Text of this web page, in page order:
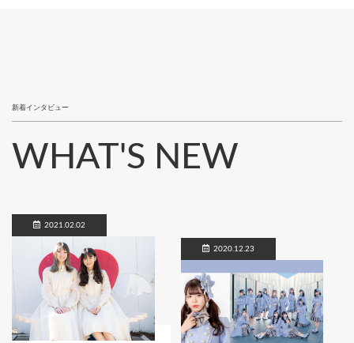
新着インタビュー
WHAT'S NEW
2021.02.02
2020.12.23